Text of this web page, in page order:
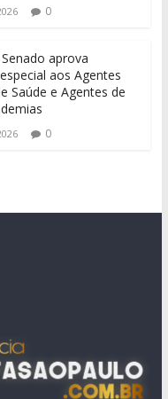
0
aprova
aos Agentes
Saúde e Agentes de
0